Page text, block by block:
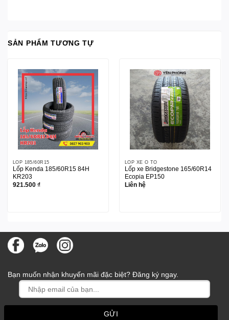
SẢN PHẨM TƯƠNG TỰ
LỐP 185/60R15
Lốp Kenda 185/60R15 84H
KR203
921.500 ₫
LỐP XE Ô TÔ
Lốp xe Bridgestone 165/60R14
Ecopia EP150
Liên hệ
Bạn muốn nhận khuyến mãi đặc biệt? Đăng ký ngay.